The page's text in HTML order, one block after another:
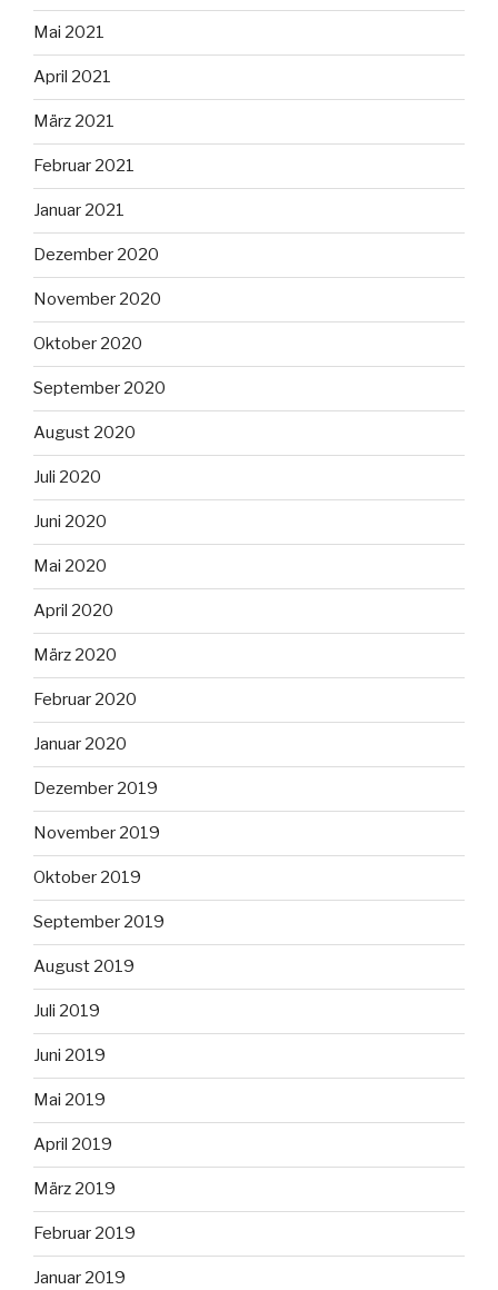
Mai 2021
April 2021
März 2021
Februar 2021
Januar 2021
Dezember 2020
November 2020
Oktober 2020
September 2020
August 2020
Juli 2020
Juni 2020
Mai 2020
April 2020
März 2020
Februar 2020
Januar 2020
Dezember 2019
November 2019
Oktober 2019
September 2019
August 2019
Juli 2019
Juni 2019
Mai 2019
April 2019
März 2019
Februar 2019
Januar 2019